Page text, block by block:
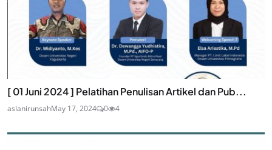
[ 01 Juni 2024 ] Pelatihan Penulisan Artikel dan Pub...
aslanirunsahMay 17, 2024 0 4